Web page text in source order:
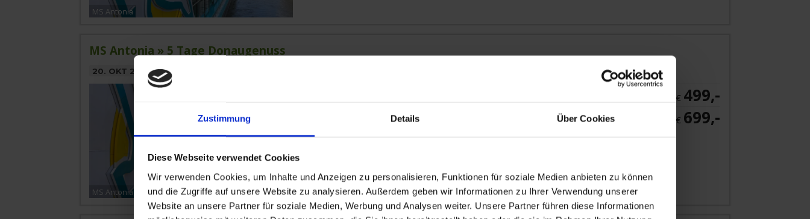
Zustimmung Details Über Cookies
Diese Webseite verwendet Cookies
Wir verwenden Cookies, um Inhalte und Anzeigen zu personalisieren, Funktionen für soziale Medien anbieten zu können
und die Zugriffe auf unsere Website zu analysieren. Außerdem geben wir Informationen zu Ihrer Verwendung unserer
Website an unsere Partner für soziale Medien, Werbung und Analysen weiter. Unsere Partner führen diese Informationen
MS Antonia
MS Antonia » 5 Tage Donaugenuss
20. OKT 2026 BIS
MS Antonia
Urlaub zwischendurch oder um einfach mal eine
Flussreise auszuprobieren. Ihre Reis
Deutschland, Österreich, Ungarn, Slowakei
ab € 499,-
BALKONKABINE ab € 699,-